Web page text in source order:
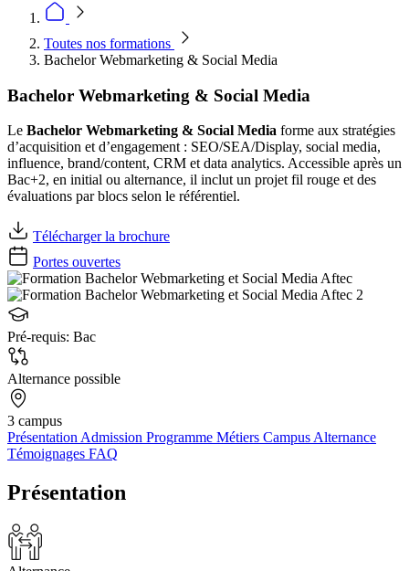
Toutes nos formations
Bachelor Webmarketing & Social Media
Bachelor Webmarketing & Social Media
Le Bachelor Webmarketing & Social Media forme aux stratégies
d’acquisition et d’engagement : SEO/SEA/Display, social media,
influence, brand/content, CRM et data analytics. Accessible après un
Bac+2, en initial ou alternance, il inclut un projet fil rouge et des
évaluations par blocs selon le référentiel.
Télécharger la brochure
Portes ouvertes
Pré-requis: Bac
Alternance possible
3 campus
PrésentationAdmission Programme Métiers CampusAlternance
Témoignages FAQ
Présentation